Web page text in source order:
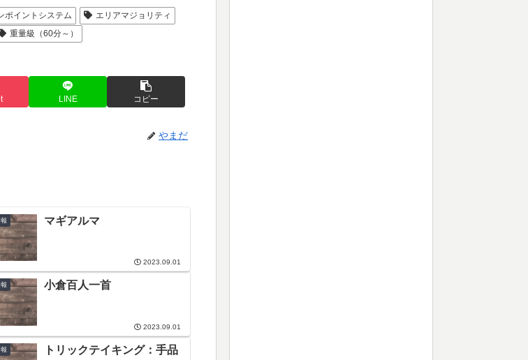
ポイントシステム
エリアマジョリティ
重量級（60分～）
LINE コピー
やまだ
マギアルマ
2023.09.01
小倉百人一首
2023.09.01
トリックテイキング：手品